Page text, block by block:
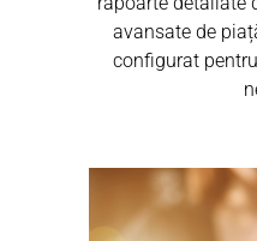
avansate de
configurat